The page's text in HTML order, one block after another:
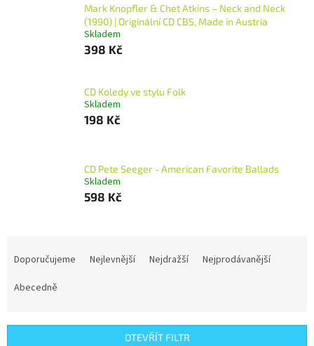
Mark Knopfler & Chet Atkins – Neck and Neck
(1990) | Originální CD CBS, Made in Austria
Skladem
398 Kč
CD Koledy ve stylu Folk
Skladem
198 Kč
CD Pete Seeger - American Favorite Ballads
Skladem
598 Kč
Doporučujeme Nejlevnější Nejdražší
Nejprodávanější
Abecedně
OTEVŘÍT FILTR